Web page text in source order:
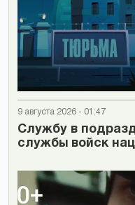
9 августа 2026 - 01:47
Cлужбу в
службы войск